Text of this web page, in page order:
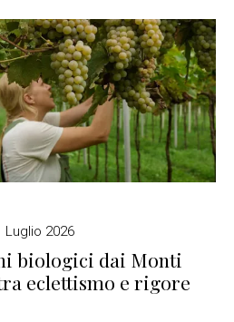
Luglio 2026
biologici dai Monti
eclettismo e rigore